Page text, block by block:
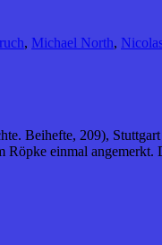
, Michael North,
Beihefte, 209),
Röpke einmal